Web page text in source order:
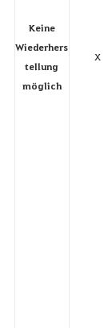
Keine
Wiederhers
tellung
möglich
X